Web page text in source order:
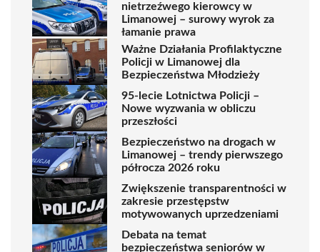
nietrzeźwego kierowcy w
Limanowej – surowy wyrok za
łamanie prawa
Ważne Działania Profilaktyczne
Policji w Limanowej dla
Bezpieczeństwa Młodzieży
95-lecie Lotnictwa Policji –
Nowe wyzwania w obliczu
przeszłości
Bezpieczeństwo na drogach w
Limanowej – trendy pierwszego
półrocza 2026 roku
Zwiększenie transparentności w
zakresie przestępstw
motywowanych uprzedzeniami
Debata na temat
bezpieczeństwa seniorów w